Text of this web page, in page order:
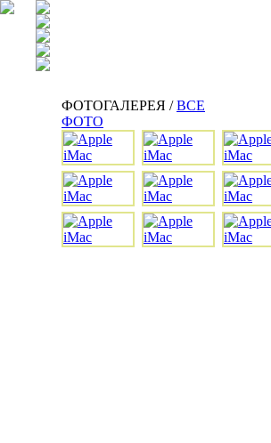
ФОТОГАЛЕРЕЯ /ВСЕ
ФОТО